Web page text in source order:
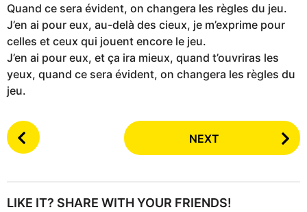
Quand ce sera évident, on changera les règles du jeu.
J’en ai pour eux, au-delà des cieux, je m’exprime pour
celles et ceux qui jouent encore le jeu.
J’en ai pour eux, et ça ira mieux, quand t’ouvriras les
yeux, quand ce sera évident, on changera les règles du
jeu.
P
o
P
NEXT
LIKE IT? SHARE WITH YOUR FRIENDS!